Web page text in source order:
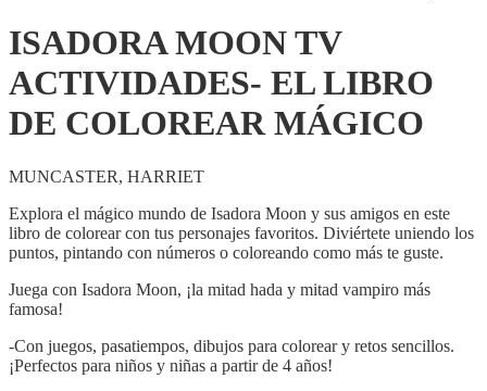
MÁGICO
ISADORA MOON TV
ACTIVIDADES- EL LIBRO
DE COLOREAR MÁGICO
MUNCASTER, HARRIET
Explora el mágico mundo de Isadora Moon y sus amigos en este
libro de colorear con tus personajes favoritos. Diviértete uniendo los
puntos, pintando con números o coloreando como más te guste.
Juega con Isadora Moon, ¡la mitad hada y mitad vampiro más
famosa!
-Con juegos, pasatiempos, dibujos para colorear y retos sencillos.
¡Perfectos para niños y niñas a partir de 4 años!